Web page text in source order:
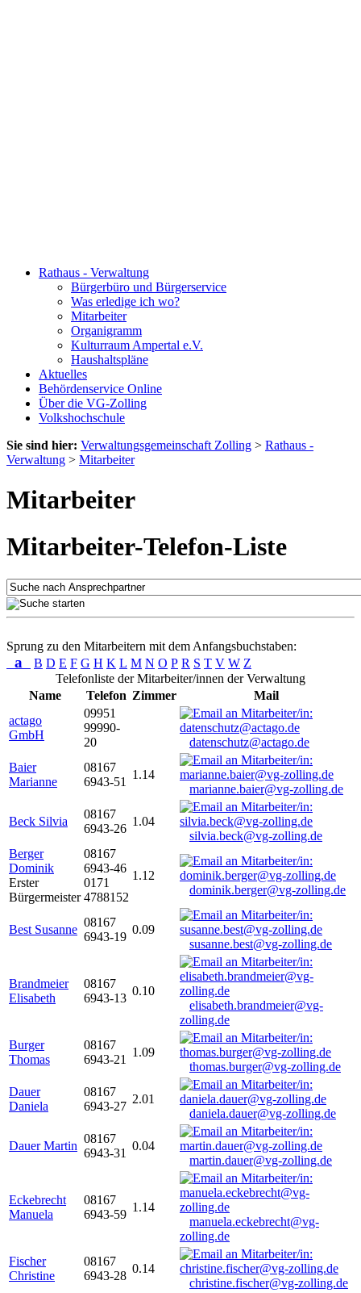
Rathaus - Verwaltung
Bürgerbüro und Bürgerservice
Was erledige ich wo?
Mitarbeiter
Organigramm
Kulturraum Ampertal e.V.
Haushaltspläne
Aktuelles
Behördenservice Online
Über die VG-Zolling
Volkshochschule
Sie sind hier: Verwaltungsgemeinschaft Zolling > Rathaus -
Verwaltung > Mitarbeiter
Mitarbeiter
Mitarbeiter-Telefon-Liste
Sprung zu den Mitarbeitern mit dem Anfangsbuchstaben:
a B D E F G H K L M N O P R S T V W Z
Telefonliste der Mitarbeiter/innen der Verwaltung
Name
Telefon Zimmer
Mail
actago
GmbH
09951
99990-
20
datenschutz@actago.de
Baier
Marianne
08167
6943-51
1.14
marianne.baier@vg-zolling.de
Beck Silvia
08167
6943-26
1.04
silvia.beck@vg-zolling.de
Berger
Dominik
Erster
Bürgermeister
08167
6943-46
0171
4788152
1.12
dominik.berger@vg-zolling.de
Best Susanne
08167
6943-19
0.09
susanne.best@vg-zolling.de
Brandmeier
Elisabeth
08167
6943-13
0.10
elisabeth.brandmeier@vg-
zolling.de
Burger
Thomas
08167
6943-21
1.09
thomas.burger@vg-zolling.de
Dauer
Daniela
08167
6943-27
2.01
daniela.dauer@vg-zolling.de
Dauer Martin
08167
6943-31
0.04
martin.dauer@vg-zolling.de
Eckebrecht
Manuela
08167
6943-59
1.14
manuela.eckebrecht@vg-
zolling.de
Fischer
Christine
08167
6943-28
0.14
christine.fischer@vg-zolling.de